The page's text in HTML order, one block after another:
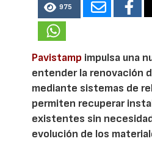
975
Pavistamp impulsa una
entender la renovación
mediante sistemas de
permiten recuperar
existentes sin
evolución de los